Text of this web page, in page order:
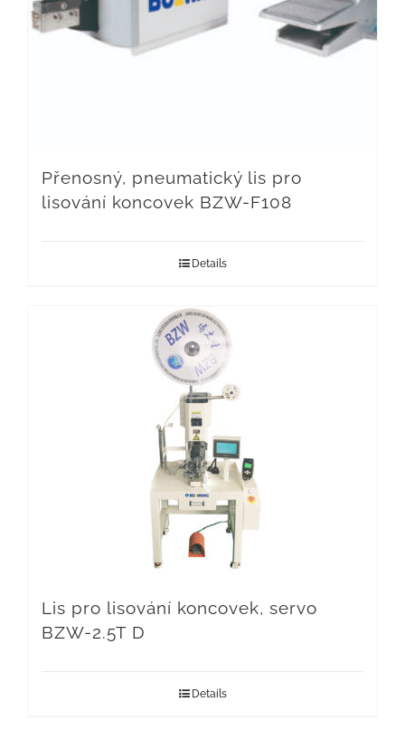
Přenosný, pneumatický lis pro
lisování koncovek BZW-F108
Details
Lis pro lisování koncovek, servo
BZW-2.5T D
Details